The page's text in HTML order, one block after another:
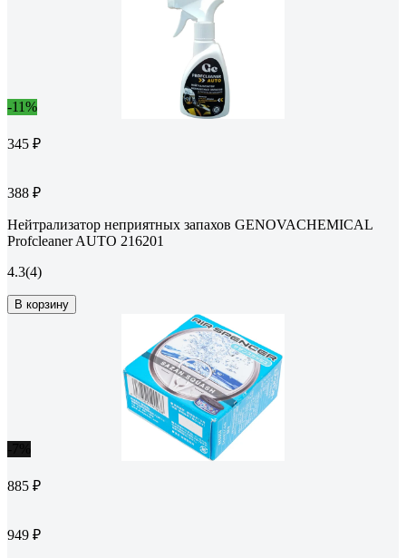
-11%
345 ₽
388 ₽
Нейтрализатор неприятных запахов GENOVACHEMICAL
Profcleaner AUTO 216201
4.3(4)
В корзину
885 ₽
949 ₽